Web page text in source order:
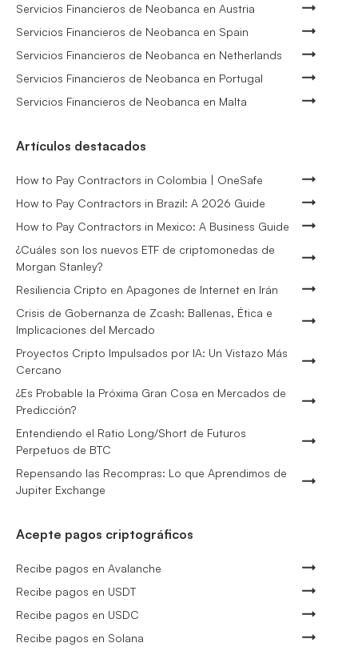
Servicios Financieros de Neobanca en Austria
Servicios Financieros de Neobanca en Spain
Servicios Financieros de Neobanca en Netherlands
Servicios Financieros de Neobanca en Portugal
Servicios Financieros de Neobanca en Malta
Artículos destacados
How to Pay Contractors in Colombia | OneSafe
How to Pay Contractors in Brazil: A 2026 Guide
How to Pay Contractors in Mexico: A Business Guide
¿Cuáles son los nuevos ETF de criptomonedas de
Morgan Stanley?
Resiliencia Cripto en Apagones de Internet en Irán
Crisis de Gobernanza de Zcash: Ballenas, Ética e
Implicaciones del Mercado
Proyectos Cripto Impulsados por IA: Un Vistazo Más
Cercano
¿Es Probable la Próxima Gran Cosa en Mercados de
Predicción?
Entendiendo el Ratio Long/Short de Futuros
Perpetuos de BTC
Repensando las Recompras: Lo que Aprendimos de
Jupiter Exchange
Acepte pagos criptográficos
Recibe pagos en Avalanche
Recibe pagos en USDT
Recibe pagos en USDC
Recibe pagos en Solana